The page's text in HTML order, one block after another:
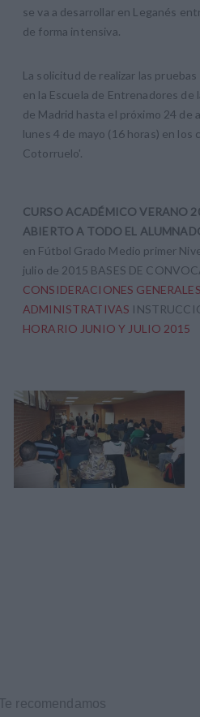
se va a desarrollar en Leganés
de forma intensiva.
La solicitud de realizar las
en la Escuela de Entrenadores de
de Madrid hasta el próximo 24 de
lunes 4 de mayo (16 horas) en
Cotorruelo'.
CURSO ACADÉMICO VERANO
ABIERTO A TODO EL
en Fútbol Grado Medio primer
julio de 2015 BASES DE
CONSIDERACIONES
ADMINISTRATIVAS
HORARIO JUNIO Y JULIO 2015